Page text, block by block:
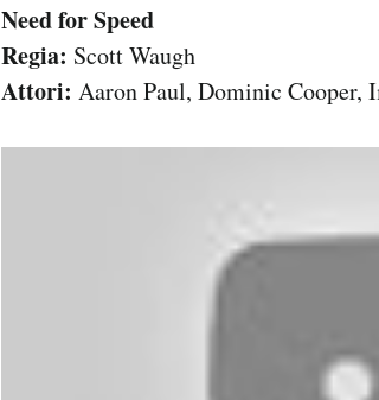
Need for Speed
Regia: Scott Waugh
Attori: Aaron Paul, Dominic Cooper,